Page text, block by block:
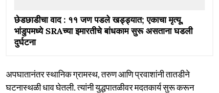
छेडछाडीचा वाद : ११ जण पडले खड्ड्यात; एकाचा मृत्यू,
भांडुपमध्ये SRAच्या इमारतीचे बांधकाम सुरू असताना घडली
दुर्घटना
अपघातानंतर स्थानिक ग्रामस्थ, तरुण आणि प्रवाशांनी तातडीने
घटनास्थळी धाव घेतली. त्यांनी युद्धपातळीवर मदतकार्य सुरू करून